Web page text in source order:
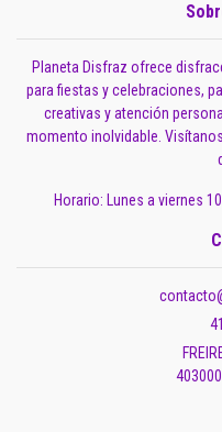
Planeta Disfraz ofrece
para fiestas y celebraciones,
creativas y atención
momento inolvidable.
Horario: Lunes a viernes